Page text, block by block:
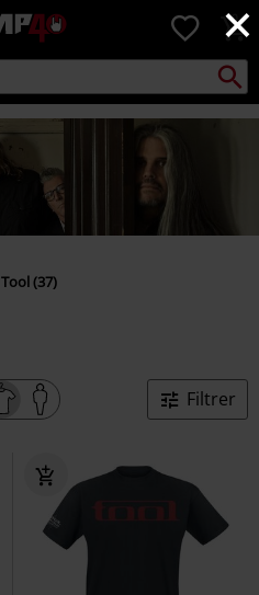
×
EMP
Musikk,
TV
og
merch
Alternativ
mote
0
Søk
Tool (37)
Filtrer